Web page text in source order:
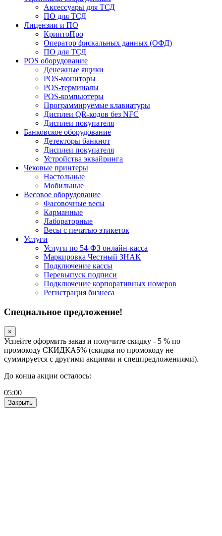
Аксессуары для ТСД
ПО для ТСД
Лицензии и ПО
КриптоПро
Оператор фискальных данных (ОФД)
ПО для ТСД
POS оборудование
Денежные ящики
POS-мониторы
POS-терминалы
POS-компьютеры
Программируемые клавиатуры
Дисплеи QR-кодов без NFC
Дисплеи покупателя
Банковское оборудование
Детекторы банкнот
Дисплеи покупателя
Устройства эквайринга
Чековые принтеры
Настольные
Мобильные
Весовое оборудование
Фасовочные весы
Карманные
Лабораторные
Весы с печатью этикеток
Услуги
Услуги по 54-ФЗ онлайн-касса
Маркировка Честный ЗНАК
Подключение кассы
Перевыпуск подписи
Подключение корпоративных номеров
Регистрация бизнеса
Специальное предложение!
×
Успейте оформить заказ и получите скидку - 5 % по
промокоду СКИДКА5% (скидка по промокоду не
суммируется с другими акциями и спецпредложениями).
До конца акции осталось:
05:00
Закрыть